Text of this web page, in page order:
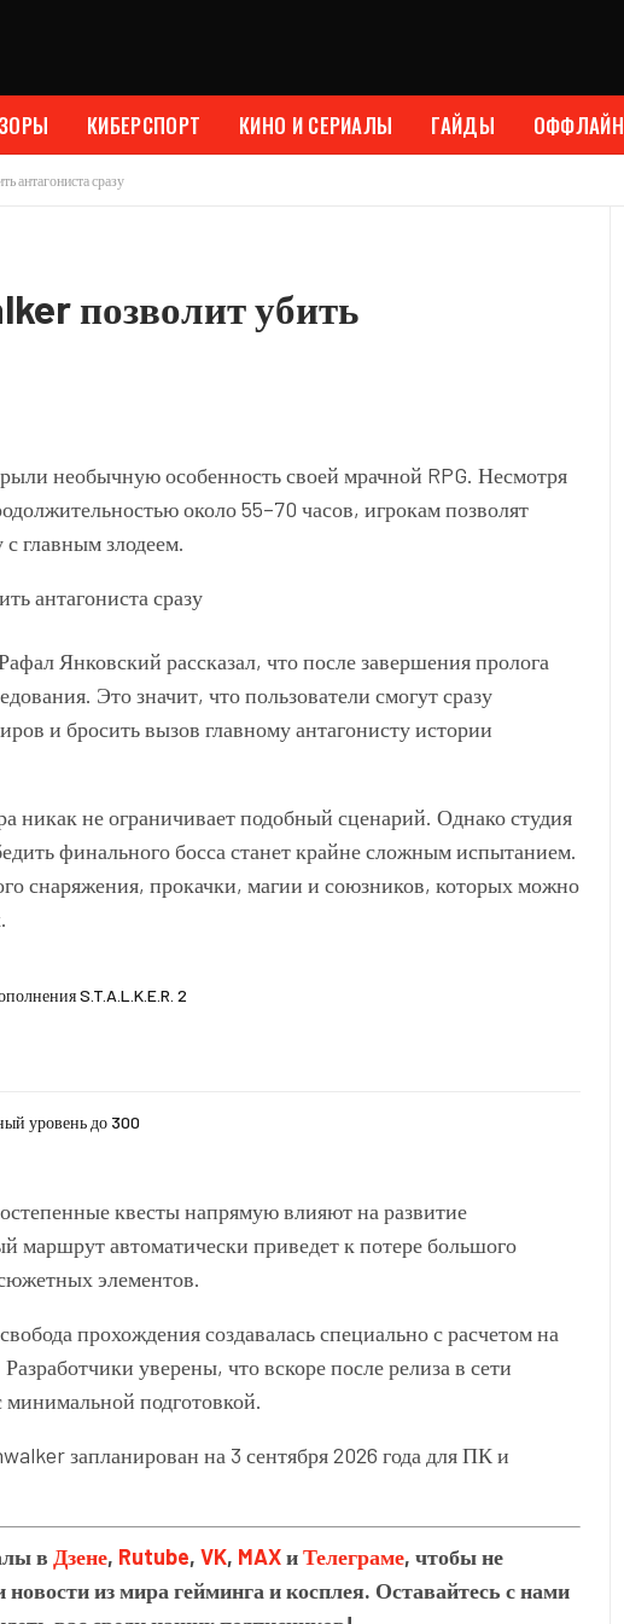
КИБЕРСПОРТ КИНО И СЕРИАЛЫ ГАЙДЫ ОФФЛАЙН
антагониста сразу
позволит убить
необычную особенность своей мрачной RPG. Несмотря
около 55–70 часов, игрокам позволят
с главным злодеем.
Янковский рассказал, что после завершения пролога
Это значит, что пользователи смогут сразу
и бросить вызов главному антагонисту истории
никак не ограничивает подобный сценарий. Однако студия
финального босса станет крайне сложным испытанием.
снаряжения, прокачки, магии и союзников, которых можно
S.T.A.L.K.E.R. 2
уровень до 300
квесты напрямую влияют на развитие
маршрут автоматически приведет к потере большого
элементов.
прохождения создавалась специально с расчетом на
уверены, что вскоре после релиза в сети
подготовкой.
запланирован на 3 сентября 2026 года для ПК и
в Дзене, Rutube, VK, MAXиТелеграме, чтобы не
из мира гейминга и косплея. Оставайтесь с нами